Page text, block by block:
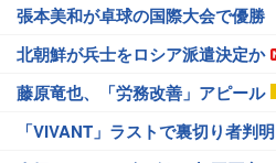
張本美和が卓球の国際大会で優勝
北朝鮮が兵士をロシア派遣決定か
藤原竜也、「労務改善」アピール
「VIVANT」ラストで裏切り者判明